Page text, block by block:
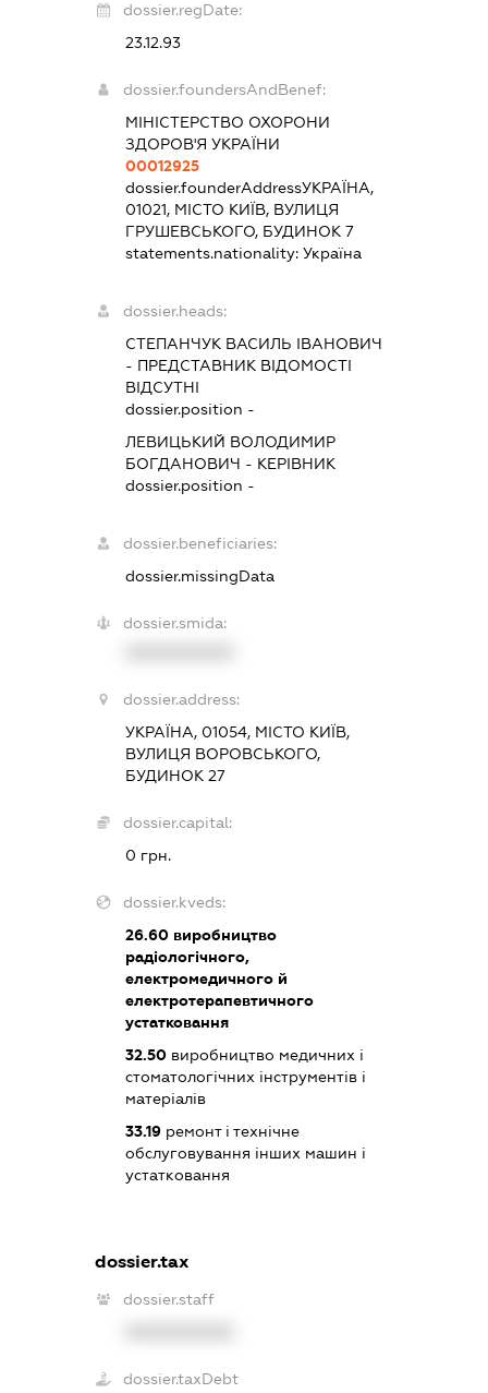
dossier.regDate:
23.12.93
dossier.foundersAndBenef:
МІНІСТЕРСТВО ОХОРОНИ
ЗДОРОВ'Я УКРАЇНИ
00012925
dossier.founderAddressУКРАЇНА,
01021, МІСТО КИЇВ, ВУЛИЦЯ
ГРУШЕВСЬКОГО, БУДИНОК 7
statements.nationality:Україна
dossier.heads:
СТЕПАНЧУК ВАСИЛЬ ІВАНОВИЧ
- ПРЕДСТАВНИК ВІДОМОСТІ
ВІДСУТНІ
dossier.position -
ЛЕВИЦЬКИЙ ВОЛОДИМИР
БОГДАНОВИЧ - КЕРІВНИК
dossier.position -
dossier.beneficiaries:
dossier.missingData
dossier.smida:
dossier.address:
УКРАЇНА, 01054, МІСТО КИЇВ,
ВУЛИЦЯ ВОРОВСЬКОГО,
БУДИНОК 27
dossier.capital:
0 грн.
dossier.kveds:
26.60 виробництво
радіологічного,
електромедичного й
електротерапевтичного
устатковання
32.50 виробництво медичних і
стоматологічних інструментів і
матеріалів
33.19 ремонт і технічне
обслуговування інших машин і
устатковання
dossier.tax
dossier.staff
dossier.taxDebt